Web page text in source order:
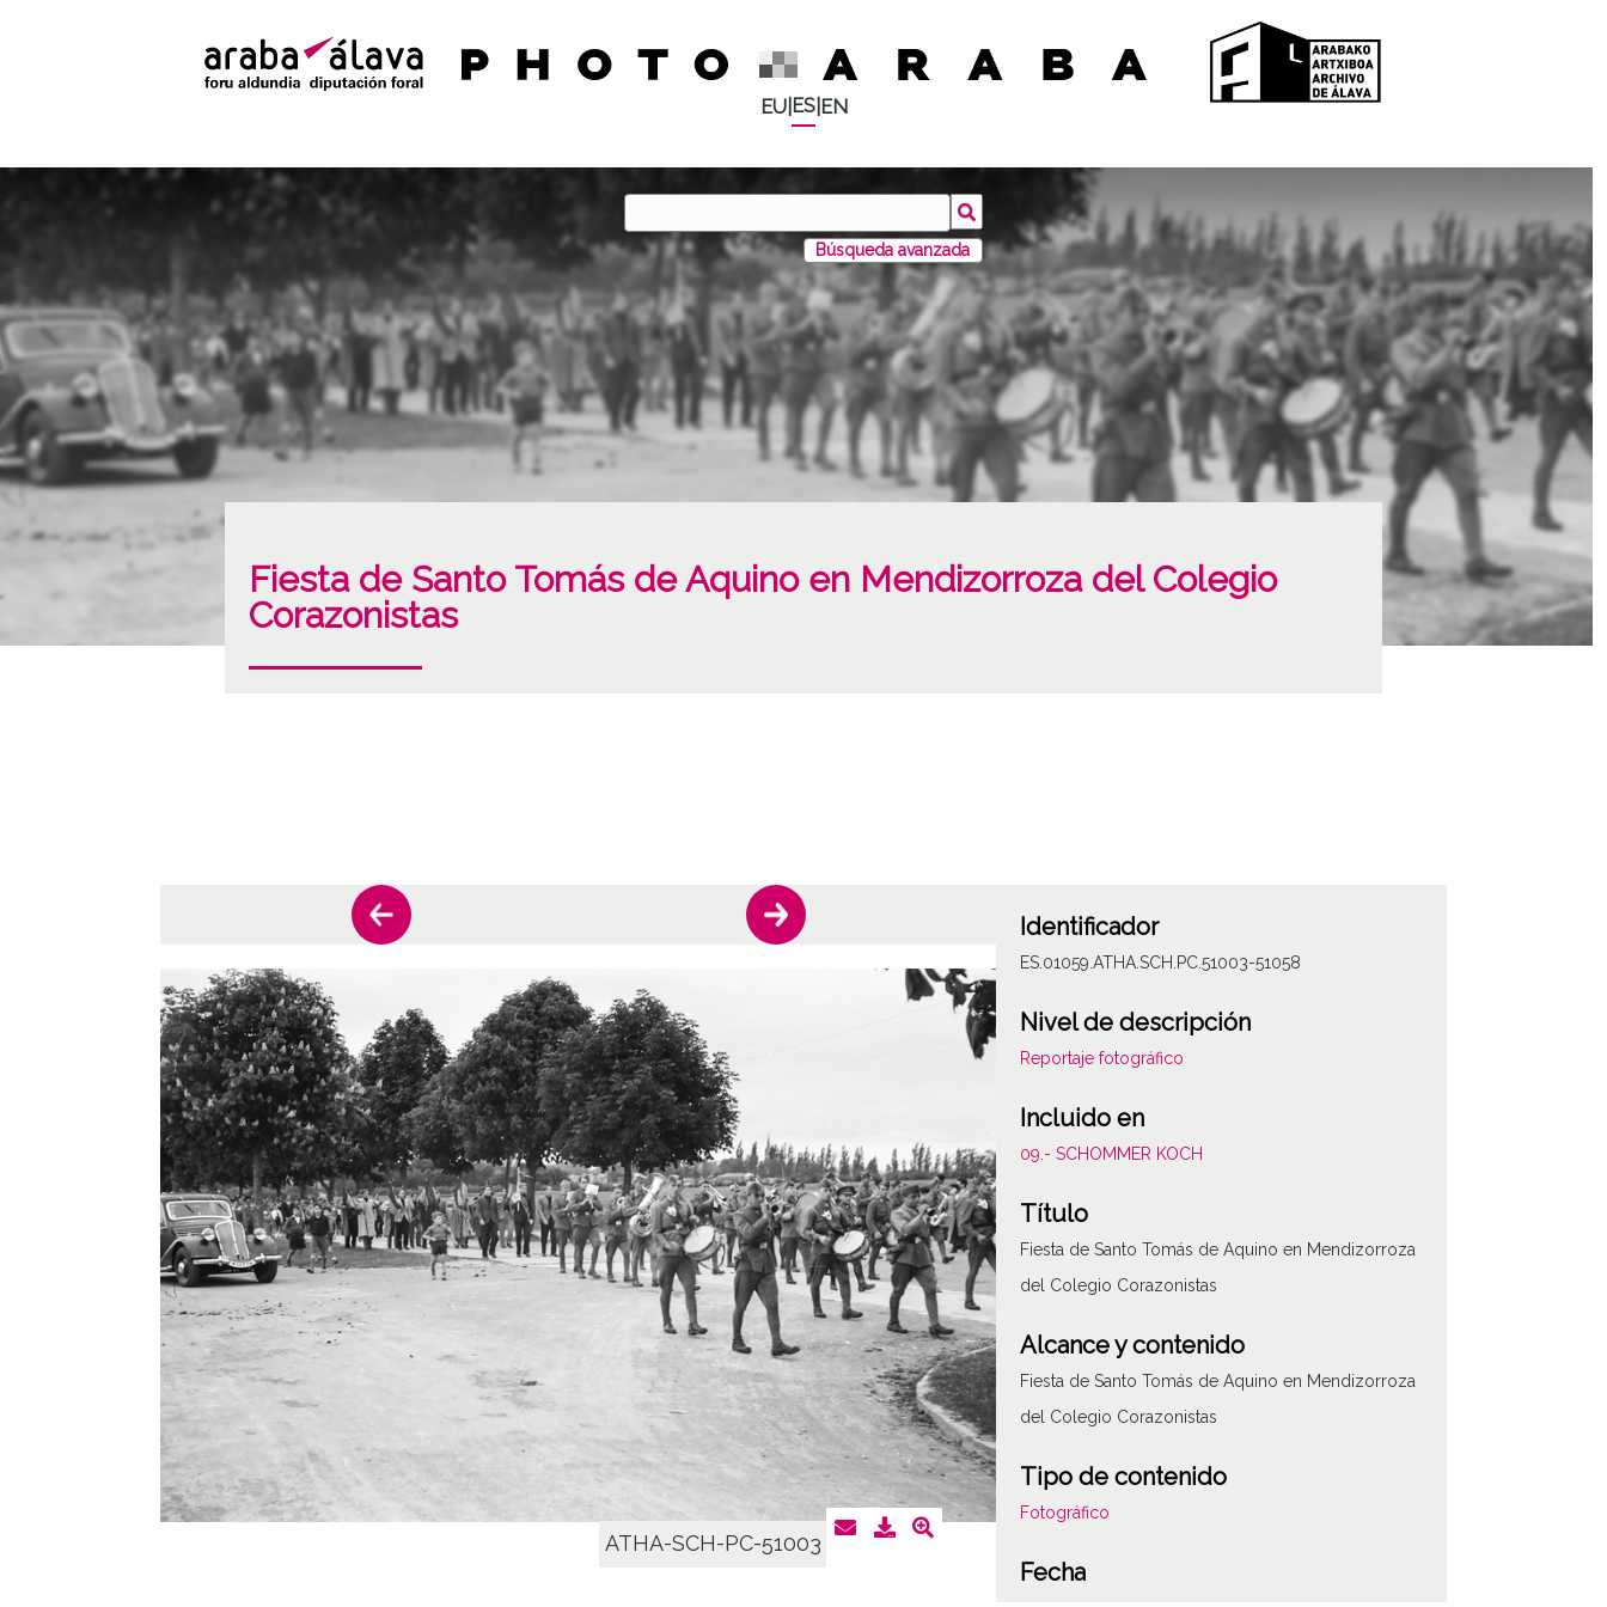
EU| ES| EN
Búsqueda avanzada
Fiesta de Santo Tomás de Aquino en Mendizorroza del Colegio
Corazonistas
ATHA-SCH-PC-51003
Identificador
ES.01059.ATHA.SCH.PC.51003-51058
Nivel de descripción
Reportaje fotográfico
Incluido en
09.- SCHOMMER KOCH
Título
Fiesta de Santo Tomás de Aquino en Mendizorroza
del Colegio Corazonistas
Alcance y contenido
Fiesta de Santo Tomás de Aquino en Mendizorroza
del Colegio Corazonistas
Tipo de contenido
Fotográfico
Fecha